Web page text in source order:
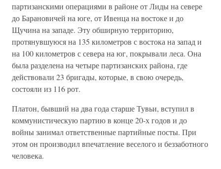
партизанскими операциями в районе от Лиды на севере
до Барановичей на юге, от Ивенца на востоке и до
Щучина на западе. Эту обширную территорию,
протянувшуюся на 135 километров с востока на запад и
на 100 километров с севера на юг, покрывали леса. Она
была разделена на четыре партизанских района, где
действовали 23 бригады, которые, в свою очередь,
состояли из 116 рот.
Платон, бывший на два года старше Тувьи, вступил в
коммунистическую партию в конце 20-х годов и до
войны занимал ответственные партийные посты. При
этом он производил впечатление веселого и беззаботного
человека.